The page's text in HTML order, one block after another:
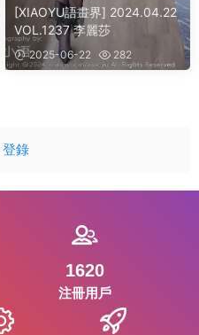
[XIAOYU語畫界] 2024.04.22
VOL.1237 李麗莎
2025-06-22 282
登錄
1620
注冊用戶